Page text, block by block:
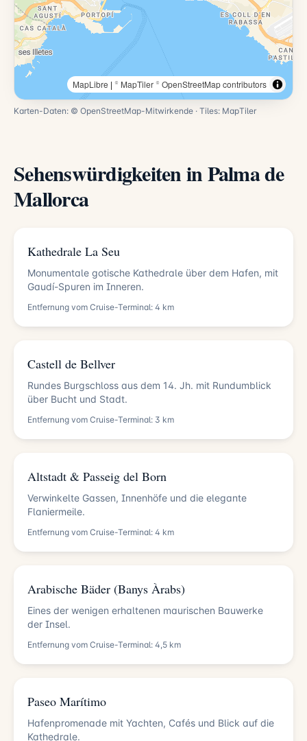
MapLibre | © MapTiler© OpenStreetMap contributors
Karten-Daten: © OpenStreetMap-Mitwirkende · Tiles: MapTiler
Sehenswürdigkeiten in Palma de
Mallorca
Kathedrale La Seu
Monumentale gotische Kathedrale über dem Hafen, mit
Gaudí-Spuren im Inneren.
Entfernung vom Cruise-Terminal: 4 km
Castell de Bellver
Rundes Burgschloss aus dem 14. Jh. mit Rundumblick
über Bucht und Stadt.
Entfernung vom Cruise-Terminal: 3 km
Altstadt & Passeig del Born
Verwinkelte Gassen, Innenhöfe und die elegante
Flaniermeile.
Entfernung vom Cruise-Terminal: 4 km
Arabische Bäder (Banys Àrabs)
Eines der wenigen erhaltenen maurischen Bauwerke
der Insel.
Entfernung vom Cruise-Terminal: 4,5 km
Paseo Marítimo
Hafenpromenade mit Yachten, Cafés und Blick auf die
Kathedrale.